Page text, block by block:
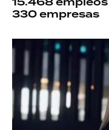
330 empresas